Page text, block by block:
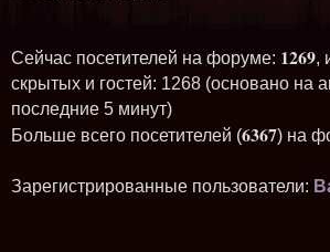
Сейчас посетителей на форуме: 1269,
скрытых и гостей: 1268 (основано на
последние 5 минут)
Больше всего посетителей (6367) на
Зарегистрированные пользователи: